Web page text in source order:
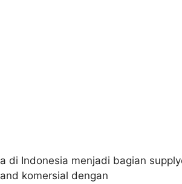
di Indonesia menjadi bagian
komersial dengan